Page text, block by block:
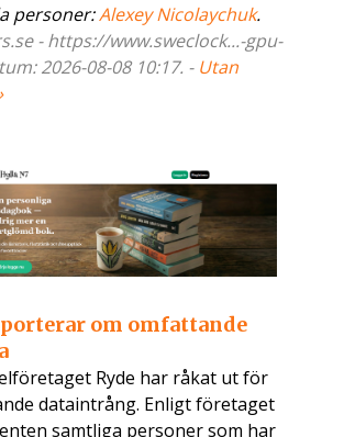
personer:Alexey Nicolaychuk.
- https://www.sweclock...-gpu-
2026-08-08 10:17. - Utan
om omfattande
Ryde har råkat ut för
dataintrång. Enligt företaget
samtliga personer som har